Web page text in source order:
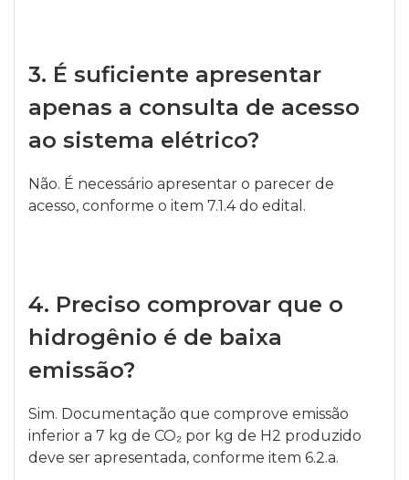
3. É suficiente apresentar
apenas a consulta de acesso
ao sistema elétrico?
Não. É necessário apresentar o parecer de
acesso, conforme o item 7.1.4 do edital.
4. Preciso comprovar que o
hidrogênio é de baixa
emissão?
Sim. Documentação que comprove emissão
inferior a 7 kg de CO₂ por kg de H2 produzido
deve ser apresentada, conforme item 6.2.a.